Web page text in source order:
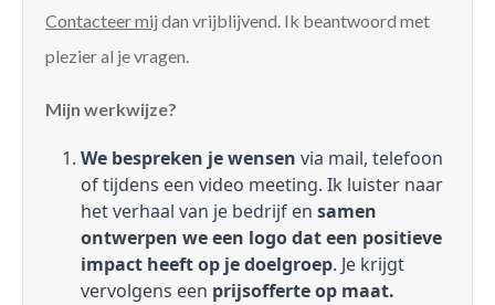
Contacteer mij dan vrijblijvend. Ik beantwoord met
plezier al je vragen.
Mijn werkwijze?
We bespreken je wensen via mail, telefoon
of tijdens een video meeting. Ik luister naar
het verhaal van je bedrijf en samen
ontwerpen we een logo dat een positieve
impact heeft op je doelgroep. Je krijgt
vervolgens een prijsofferte op maat.